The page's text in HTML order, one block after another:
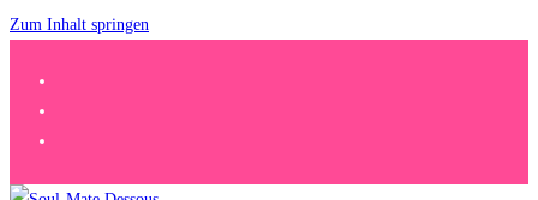
Zum Inhalt springen